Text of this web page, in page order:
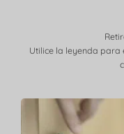
Utilice la leyenda para